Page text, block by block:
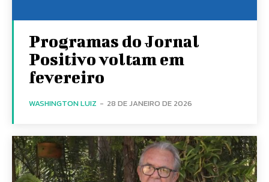
Programas do Jornal
Positivo voltam em
fevereiro
WASHINGTON LUIZ - 28 DE JANEIRO DE 2026